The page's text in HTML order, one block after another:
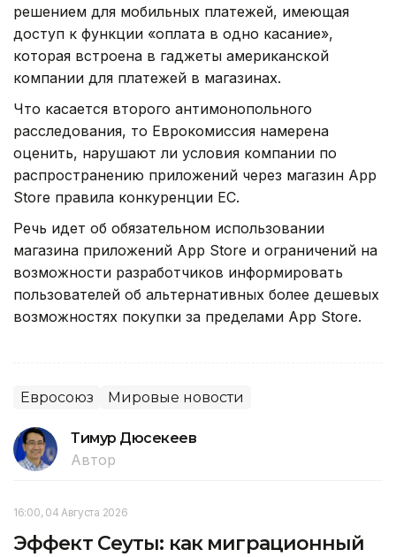
решением для мобильных платежей, имеющая
доступ к функции «оплата в одно касание»,
которая встроена в гаджеты американской
компании для платежей в магазинах.
Что касается второго антимонопольного
расследования, то Еврокомиссия намерена
оценить, нарушают ли условия компании по
распространению приложений через магазин App
Store правила конкуренции ЕС.
Речь идет об обязательном использовании
магазина приложений App Store и ограничений на
возможности разработчиков информировать
пользователей об альтернативных более дешевых
возможностях покупки за пределами App Store.
Евросоюз Мировые новости
Тимур Дюсекеев
Автор
16:00, 04 Августа 2026
Эффект Сеуты: как миграционный